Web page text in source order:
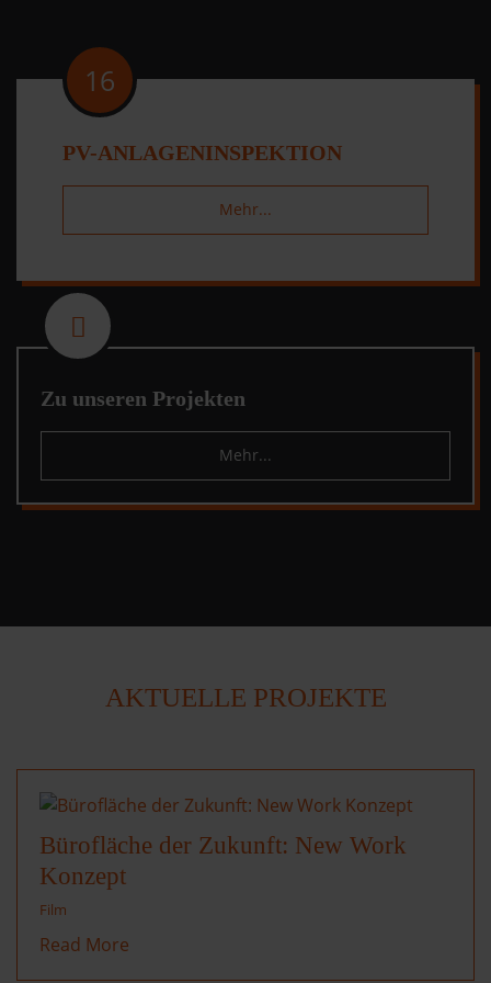
16
PV-ANLAGENINSPEKTION
Mehr...
fas
project-
Zu unseren Projekten
Mehr...
AKTUELLE PROJEKTE
Bürofläche der Zukunft: New Work
Konzept
Film
Read More